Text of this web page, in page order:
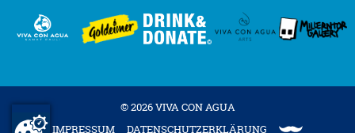
© 2026 VIVA CON AGUA
IMPRESSUM
DATENSCHUTZERKLÄRUNG